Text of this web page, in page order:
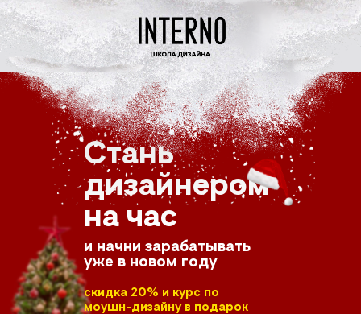
Стань
дизайнером
на час
и начни зарабатывать
уже в новом году
скидка 20% и курс по
моушн-дизайну в подарок